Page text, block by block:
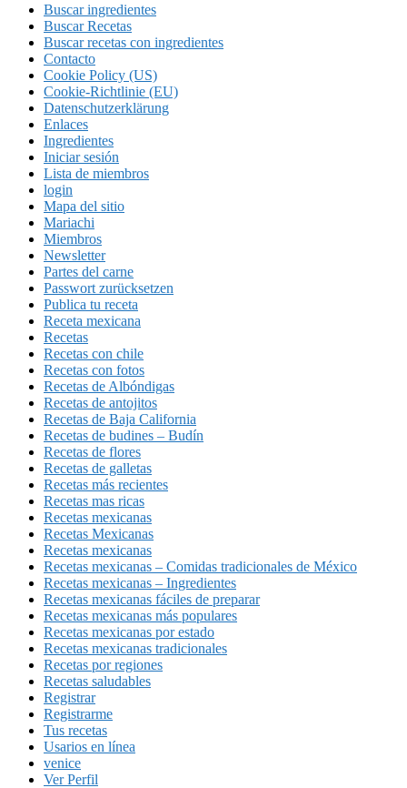
Buscar ingredientes
Buscar Recetas
Buscar recetas con ingredientes
Contacto
Cookie Policy (US)
Cookie-Richtlinie (EU)
Datenschutzerklärung
Enlaces
Ingredientes
Iniciar sesión
Lista de miembros
login
Mapa del sitio
Mariachi
Miembros
Newsletter
Partes del carne
Passwort zurücksetzen
Publica tu receta
Receta mexicana
Recetas
Recetas con chile
Recetas con fotos
Recetas de Albóndigas
Recetas de antojitos
Recetas de Baja California
Recetas de budines – Budín
Recetas de flores
Recetas de galletas
Recetas más recientes
Recetas mas ricas
Recetas mexicanas
Recetas Mexicanas
Recetas mexicanas
Recetas mexicanas – Comidas tradicionales de México
Recetas mexicanas – Ingredientes
Recetas mexicanas fáciles de preparar
Recetas mexicanas más populares
Recetas mexicanas por estado
Recetas mexicanas tradicionales
Recetas por regiones
Recetas saludables
Registrar
Registrarme
Tus recetas
Usarios en línea
venice
Ver Perfil